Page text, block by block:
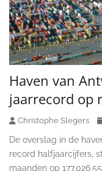
Haven van
jaarrecord op
Christophe Slegers
De overslag in de
record halfjaarcijfers,
maanden op